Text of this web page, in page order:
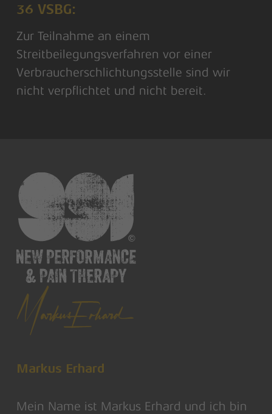
36 VSBG:
Zur Teilnahme an einem
Streitbeilegungsverfahren vor einer
Verbraucherschlichtungsstelle sind wir
nicht verpflichtet und nicht bereit.
Markus Erhard
Mein Name ist Markus Erhard und ich bin